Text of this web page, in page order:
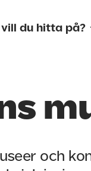
vill du hitta på?
och